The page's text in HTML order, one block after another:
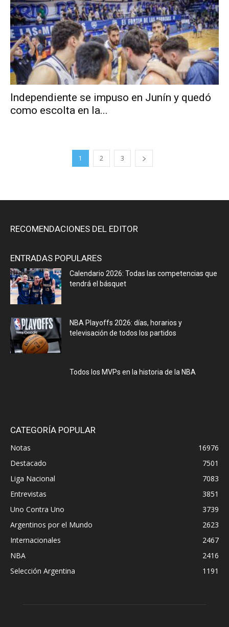
Independiente se impuso en Junín y quedó
como escolta en la...
1 2 3
RECOMENDACIONES DEL EDITOR
ENTRADAS POPULARES
Calendario 2026: Todas las competencias que
tendrá el básquet
NBA Playoffs 2026: días, horarios y
televisación de todos los partidos
Todos los MVPs en la historia de la NBA
CATEGORÍA POPULAR
Notas
16976
Destacado
7501
Liga Nacional
7083
Entrevistas
3851
Uno Contra Uno
3739
Argentinos por el Mundo
2623
Internacionales
2467
NBA
2416
Selección Argentina
1191